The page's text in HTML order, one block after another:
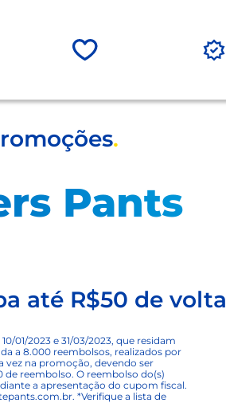
.
Pants
até R$50 de volta
01/2023 e 31/03/2023, que residam
a 8.000 reembolsos, realizados por
vez na promoção, devendo ser
de reembolso. O reembolso do(s)
a apresentação do cupom fiscal.
. *Verifique a lista de